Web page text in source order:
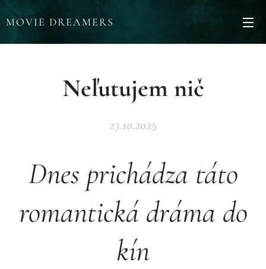
MOVIE DREAMERS
Neľutujem nič
23.10.2025
Dnes prichádza táto
romantická dráma do
kín